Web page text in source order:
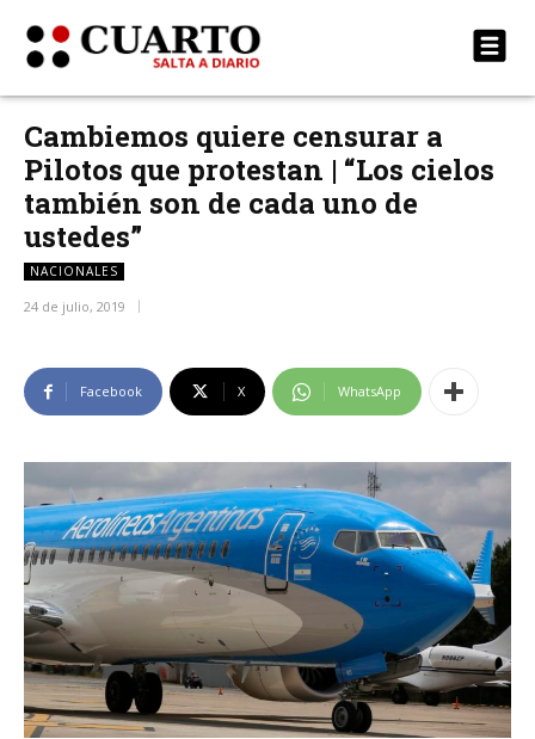
Cambiemos quiere censurar a
Pilotos que protestan | “Los cielos
también son de cada uno de
ustedes”
NACIONALES
24 de julio, 2019
Facebook X WhatsApp